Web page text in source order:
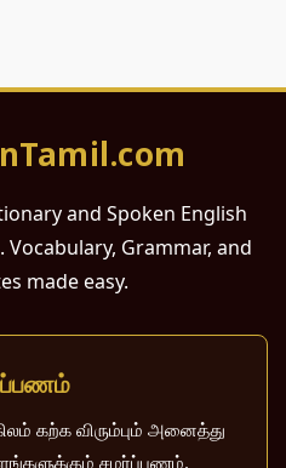
and Spoken English
Grammar, and
made easy.
கற்க விரும்பும் அனைத்து
சமர்ப்பணம்.